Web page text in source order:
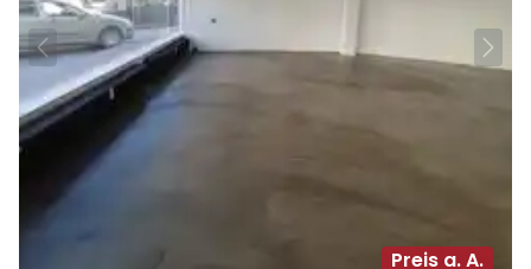
Preis a. A.